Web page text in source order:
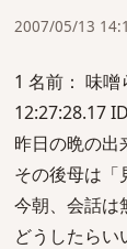
2007/05/13
1 名前： 味
12:27:28.17
昨日の晩の出
その後母は「
今朝、会話は
どうしたらい